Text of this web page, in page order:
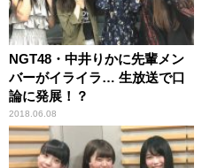
NGT48・中井りかに先輩メン
バーがイライラ… 生放送で口
論に発展！？
2018.06.08